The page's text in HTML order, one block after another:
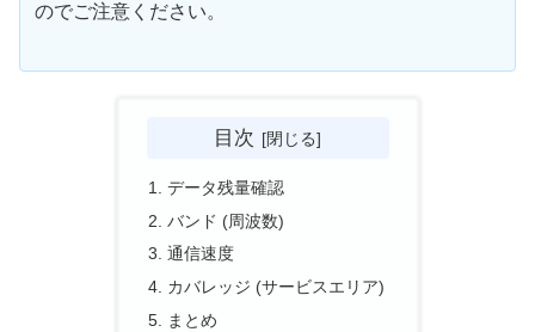
のでご注意ください。
目次
データ残量確認
バンド (周波数)
通信速度
カバレッジ (サービスエリア)
まとめ